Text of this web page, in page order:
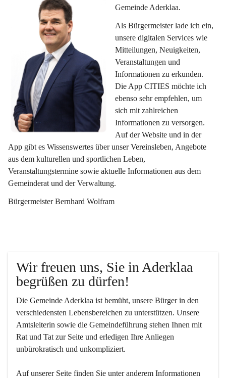
Gemeinde Aderklaa.
Als Bürgermeister lade ich ein,
unsere digitalen Services wie
Mitteilungen, Neuigkeiten,
Veranstaltungen und
Informationen zu erkunden.
Die App CITIES möchte ich
ebenso sehr empfehlen, um
sich mit zahlreichen
Informationen zu versorgen.
Auf der Website und in der
App gibt es Wissenswertes über unser Vereinsleben, Angebote
aus dem kulturellen und sportlichen Leben,
Veranstaltungstermine sowie aktuelle Informationen aus dem
Gemeinderat und der Verwaltung.
Bürgermeister Bernhard Wolfram
Wir freuen uns, Sie in Aderklaa
begrüßen zu dürfen!
Die Gemeinde Aderklaa ist bemüht, unsere Bürger in den
verschiedensten Lebensbereichen zu unterstützen. Unsere
Amtsleiterin sowie die Gemeindeführung stehen Ihnen mit
Rat und Tat zur Seite und erledigen Ihre Anliegen
unbürokratisch und unkompliziert.
Auf unserer Seite finden Sie un­ter an­de­rem Informationen